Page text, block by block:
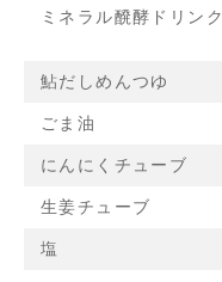
ミネラル醗酵ドリンク
鮎だしめんつゆ
ごま油
にんにくチューブ
生姜チューブ
塩